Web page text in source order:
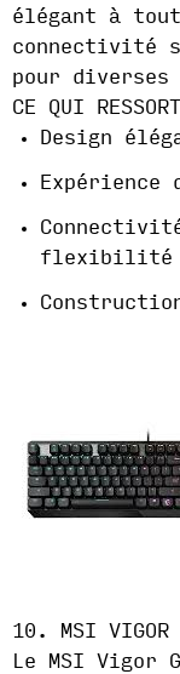
élégant à
connectivité
pour
CE QUI
Design
Expérience
flexibilité
10. MSI VIGOR
Le MSI Vigor